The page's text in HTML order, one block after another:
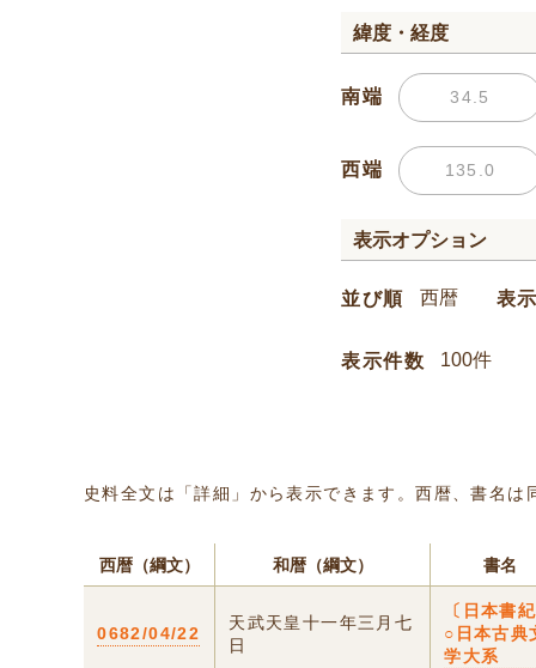
緯度・経度
南端
西端
表示オプション
並び順 表
表示件数
史料全文は「詳細」から表示できます。西暦、書名
西暦（綱文） 和暦（綱文） 書名
0682/04/22
天武天皇十一年三月七
日
〔日本書
○日本古典
学大系